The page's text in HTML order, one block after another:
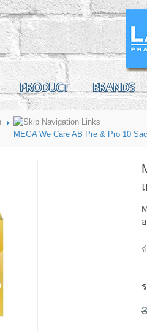
PRODUCT BRANDS
MEGA We Care AB Pre & Pro 10